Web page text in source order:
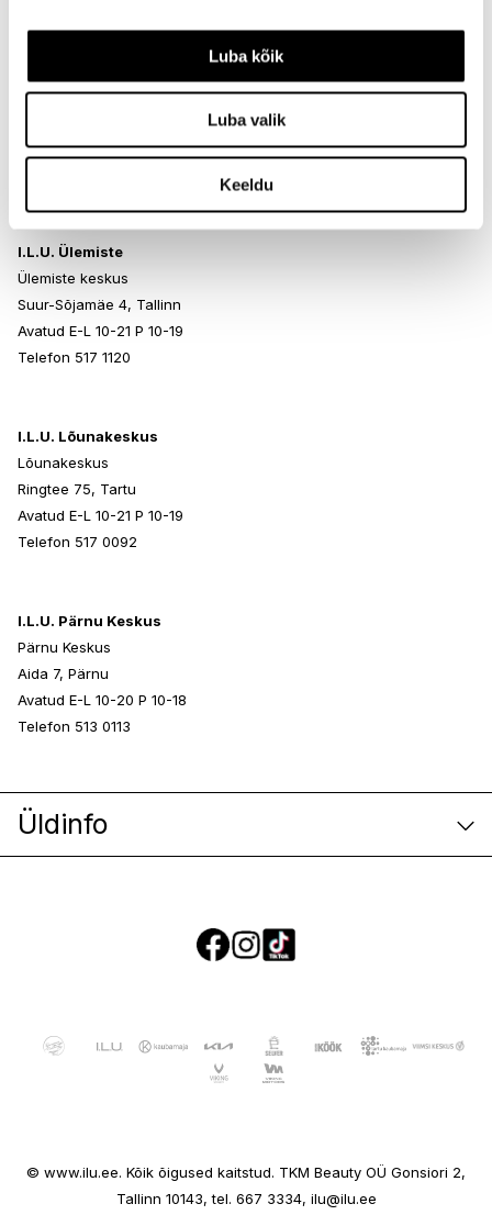
Luba kõik
Luba valik
Keeldu
Rocca al Mare Kaubanduskeskus
Avatud E-L 10-21 P 10-19
I.L.U. Ülemiste
Ülemiste keskus
Suur-Sõjamäe 4, Tallinn
Avatud E-L 10-21 P 10-19
Telefon 517 1120
I.L.U. Lõunakeskus
Lõunakeskus
Ringtee 75, Tartu
Avatud E-L 10-21 P 10-19
Telefon 517 0092
I.L.U. Pärnu Keskus
Pärnu Keskus
Aida 7, Pärnu
Avatud E-L 10-20 P 10-18
Telefon 513 0113
Üldinfo
© www.ilu.ee. Kõik õigused kaitstud. TKM Beauty OÜ Gonsiori 2,
Tallinn 10143, tel. 667 3334, ilu@ilu.ee